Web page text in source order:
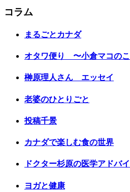
コラム
まるごとカナダ
オタワ便り 〜小倉マコの
榊原理人さん エッセイ
老婆のひとりごと
投稿千景
カナダで楽しむ食の世界
ドクター杉原の医学アドバ
ヨガと健康